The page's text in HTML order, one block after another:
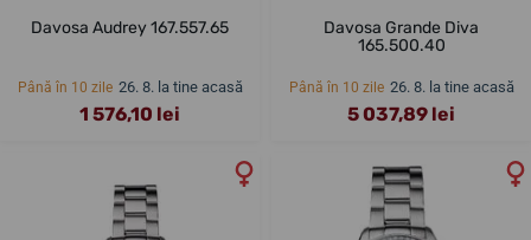
Davosa Audrey 167.557.65
Până în 10 zile 26. 8. la tine acasă
1 576,10 lei
Davosa Grande Diva
165.500.40
Până în 10 zile 26. 8. la tine acasă
5 037,89 lei